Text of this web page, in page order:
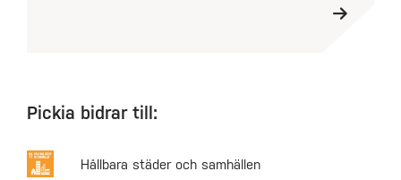
Pickia bidrar till:
Hållbara städer och samhällen